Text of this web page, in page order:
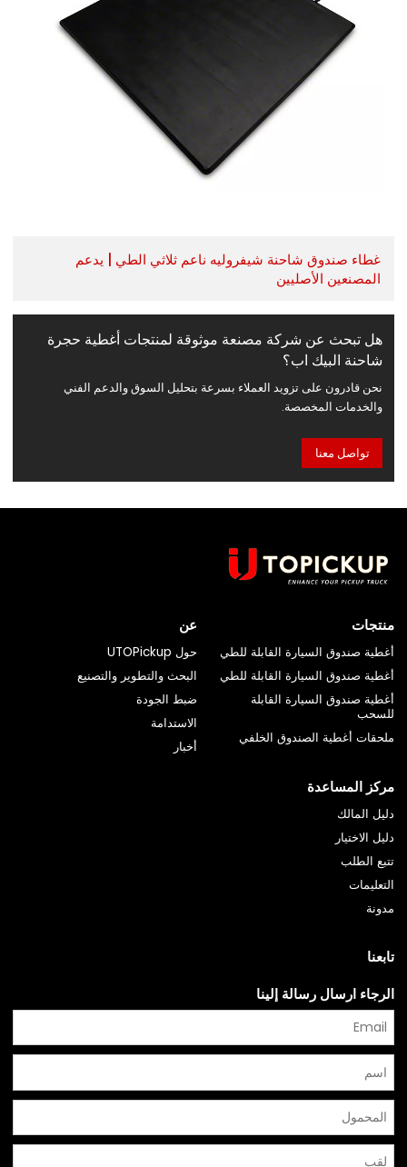
غطاء صندوق شاحنة شيفروليه ناعم ثلاثي الطي | يدعم
المصنعين الأصليين
هل تبحث عن شركة مصنعة موثوقة لمنتجات أغطية حجرة
شاحنة البيك اب؟
نحن قادرون على تزويد العملاء بسرعة بتحليل السوق والدعم الفني
والخدمات المخصصة.
تواصل معنا
منتجات
أغطية صندوق السيارة القابلة للطي
أغطية صندوق السيارة القابلة للطي
أغطية صندوق السيارة القابلة
للسحب
ملحقات أغطية الصندوق الخلفي
عن
حول UTOPickup
البحث والتطوير والتصنيع
ضبط الجودة
الاستدامة
أخبار
مركز المساعدة
دليل المالك
دليل الاختيار
تتبع الطلب
التعليمات
مدونة
تابعنا
الرجاء ارسال رسالة إلينا